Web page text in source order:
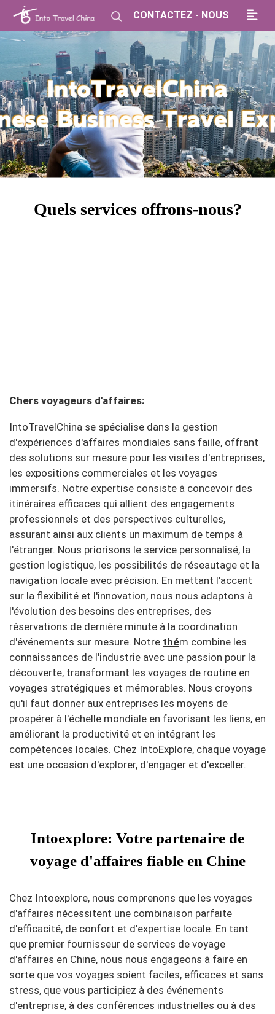
CONTACTEZ - NOUS
Quels services offrons-nous?
Chers voyageurs d'affaires:
IntoTravelChina se spécialise dans la gestion
d'expériences d'affaires mondiales sans faille, offrant
des solutions sur mesure pour les visites d'entreprises,
les expositions commerciales et les voyages
immersifs. Notre expertise consiste à concevoir des
itinéraires efficaces qui allient des engagements
professionnels et des perspectives culturelles,
assurant ainsi aux clients un maximum de temps à
l'étranger. Nous priorisons le service personnalisé, la
gestion logistique, les possibilités de réseautage et la
navigation locale avec précision. En mettant l'accent
sur la flexibilité et l'innovation, nous nous adaptons à
l'évolution des besoins des entreprises, des
réservations de dernière minute à la coordination
d'événements sur mesure. Notre thém combine les
connaissances de l'industrie avec une passion pour la
découverte, transformant les voyages de routine en
voyages stratégiques et mémorables. Nous croyons
qu'il faut donner aux entreprises les moyens de
prospérer à l'échelle mondiale en favorisant les liens, en
améliorant la productivité et en intégrant les
compétences locales. Chez IntoExplore, chaque voyage
est une occasion d'explorer, d'engager et d'exceller.
Intoexplore: Votre partenaire de
voyage d'affaires fiable en Chine
Chez Intoexplore, nous comprenons que les voyages
d'affaires nécessitent une combinaison parfaite
d'efficacité, de confort et d'expertise locale. En tant
que premier fournisseur de services de voyage
d'affaires en Chine, nous nous engageons à faire en
sorte que vos voyages soient faciles, efficaces et sans
stress, que vous participiez à des événements
d'entreprise, à des conférences industrielles ou à des